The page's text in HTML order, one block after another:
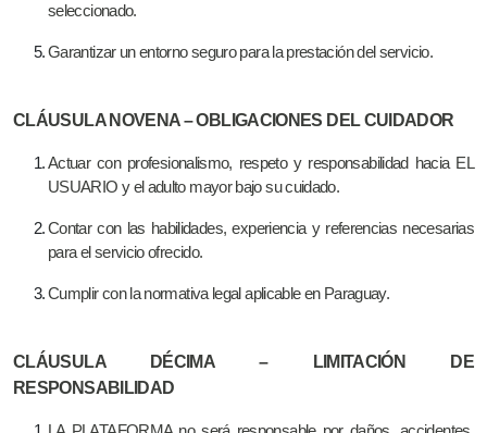
seleccionado.
Garantizar un entorno seguro para la prestación del servicio.
CLÁUSULA NOVENA – OBLIGACIONES DEL CUIDADOR
Actuar con profesionalismo, respeto y responsabilidad hacia EL
USUARIO y el adulto mayor bajo su cuidado.
Contar con las habilidades, experiencia y referencias necesarias
para el servicio ofrecido.
Cumplir con la normativa legal aplicable en Paraguay.
CLÁUSULA DÉCIMA – LIMITACIÓN DE
RESPONSABILIDAD